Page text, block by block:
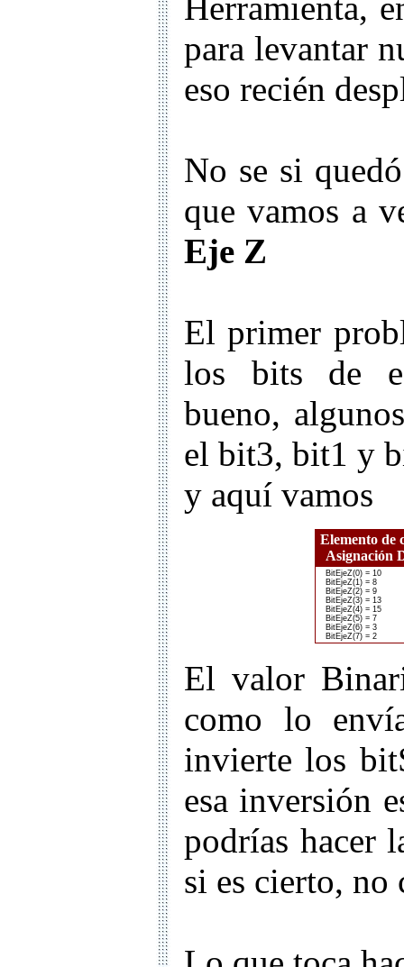
para levantar
eso recién
No se si
que vamos a
Eje Z
El primer
los bits de
bueno,
el bit3, bit1 y
y aquí vamos
Elemento de
Asignación
BitEjeZ(0) = 10
BitEjeZ(1) = 8
BitEjeZ(2) = 9
BitEjeZ(3) = 13
BitEjeZ(4) = 15
BitEjeZ(5) = 7
BitEjeZ(6) = 3
BitEjeZ(7) = 2
El valor
como lo
invierte los
esa inversión
podrías hacer
si es cierto, no